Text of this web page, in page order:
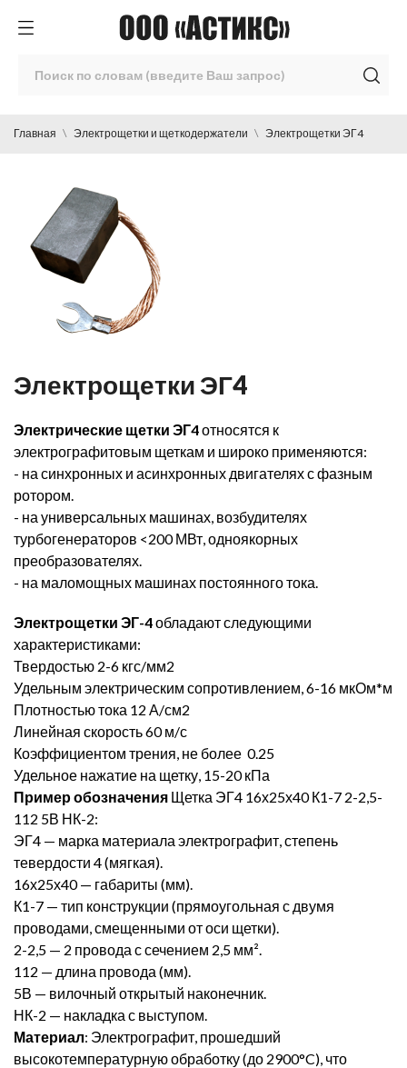
Главная Электрощетки и щеткодержатели Электрощетки ЭГ4
Электрощетки ЭГ4
Электрические щетки ЭГ4относятся к
электрографитовым щеткам и широко применяются:
- на синхронных и асинхронных двигателях с фазным
ротором.
- на универсальных машинах, возбудителях
турбогенераторов <200 МВт, одноякорных
преобразователях.
- на маломощных машинах постоянного тока.
Электрощетки ЭГ-4обладают следующими
характеристиками:
Твердостью 2-6 кгс/мм2
Удельным электрическим сопротивлением, 6-16 мкОм*м
Плотностью тока 12 А/см2
Линейная скорость 60 м/с
Коэффициентом трения, не более 0.25
Удельное нажатие на щетку, 15-20 кПа
Пример обозначения Щетка ЭГ4 16х25х40 К1-7 2-2,5-
112 5В НК-2:
ЭГ4 — марка материала электрографит, степень
тевердости 4 (мягкая).
16х25х40 — габариты (мм).
К1-7 — тип конструкции (прямоугольная с двумя
проводами, смещенными от оси щетки).
2-2,5 — 2 провода с сечением 2,5 мм².
112 — длина провода (мм).
5В — вилочный открытый наконечник.
НК-2 — накладка с выступом.
Материал: Электрографит, прошедший
высокотемпературную обработку (до 2900°C), что